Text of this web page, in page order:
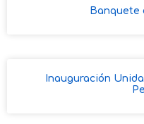
Banquete
Inauguración